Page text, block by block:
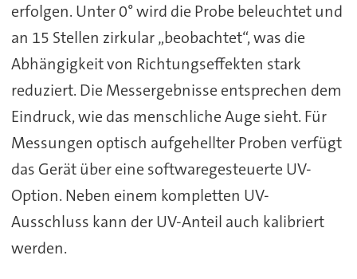
erfolgen. Unter 0° wird die Probe beleuchtet und
an 15 Stellen zirkular „beobachtet“, was die
Abhängigkeit von Richtungseffekten stark
reduziert. Die Messergebnisse entsprechen dem
Eindruck, wie das menschliche Auge sieht. Für
Messungen optisch aufgehellter Proben verfügt
das Gerät über eine softwaregesteuerte UV-
Option. Neben einem kompletten UV-
Ausschluss kann der UV-Anteil auch kalibriert
werden.